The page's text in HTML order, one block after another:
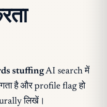
stuffingAI search में
है और profile flag हो
लिखें।